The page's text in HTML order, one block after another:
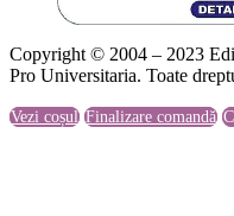
Copyright © 2004 – 2023
Pro Universitaria. Toate
Vezi coșul Finalizare comandă